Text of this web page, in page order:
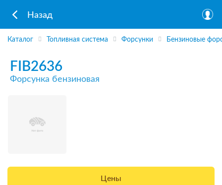
Назад
Каталог Топливная система Форсунки Бензиновые
FIB2636
Форсунка бензиновая
Цены